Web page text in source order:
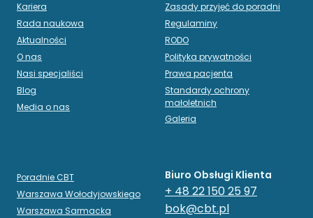
Kariera
Rada naukowa
Aktualności
O nas
Nasi specjaliści
Blog
Media o nas
Poradnie CBT
Warszawa Wołodyjowskiego
Warszawa Sarmacka
Zasady przyjęć do poradni
Regulaminy
RODO
Polityka prywatności
Prawa pacjenta
Standardy ochrony
małoletnich
Galeria
Biuro Obsługi Klienta
+ 48 22 150 25 97
bok@cbt.pl